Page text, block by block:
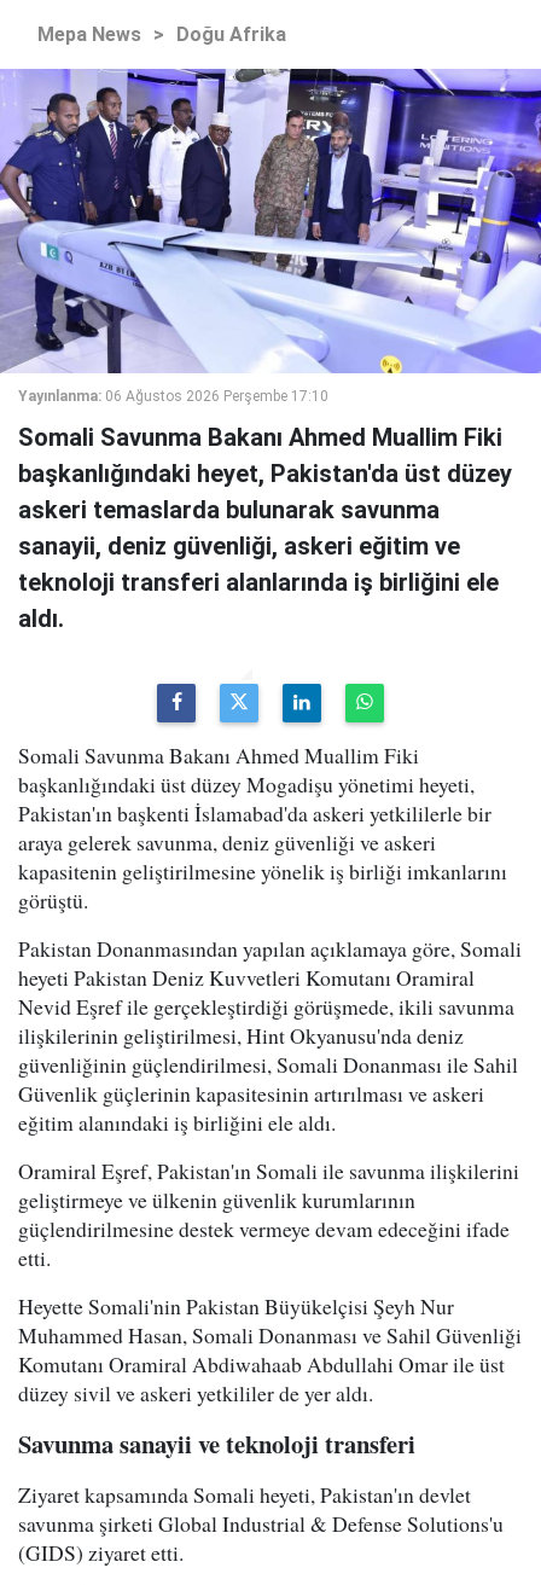
Mepa News > Doğu Afrika
Yayınlanma: 06 Ağustos 2026 Perşembe 17:10
Somali Savunma Bakanı Ahmed Muallim Fiki
başkanlığındaki heyet, Pakistan'da üst düzey
askeri temaslarda bulunarak savunma
sanayii, deniz güvenliği, askeri eğitim ve
teknoloji transferi alanlarında iş birliğini ele
aldı.
Somali Savunma Bakanı Ahmed Muallim Fiki
başkanlığındaki üst düzey Mogadişu yönetimi heyeti,
Pakistan'ın başkenti İslamabad'da askeri yetkililerle bir
araya gelerek savunma, deniz güvenliği ve askeri
kapasitenin geliştirilmesine yönelik iş birliği imkanlarını
görüştü.
Pakistan Donanmasından yapılan açıklamaya göre, Somali
heyeti Pakistan Deniz Kuvvetleri Komutanı Oramiral
Nevid Eşref ile gerçekleştirdiği görüşmede, ikili savunma
ilişkilerinin geliştirilmesi, Hint Okyanusu'nda deniz
güvenliğinin güçlendirilmesi, Somali Donanması ile Sahil
Güvenlik güçlerinin kapasitesinin artırılması ve askeri
eğitim alanındaki iş birliğini ele aldı.
Oramiral Eşref, Pakistan'ın Somali ile savunma ilişkilerini
geliştirmeye ve ülkenin güvenlik kurumlarının
güçlendirilmesine destek vermeye devam edeceğini ifade
etti.
Heyette Somali'nin Pakistan Büyükelçisi Şeyh Nur
Muhammed Hasan, Somali Donanması ve Sahil Güvenliği
Komutanı Oramiral Abdiwahaab Abdullahi Omar ile üst
düzey sivil ve askeri yetkililer de yer aldı.
Savunma sanayii ve teknoloji transferi
Ziyaret kapsamında Somali heyeti, Pakistan'ın devlet
savunma şirketi Global Industrial & Defense Solutions'u
(GIDS) ziyaret etti.